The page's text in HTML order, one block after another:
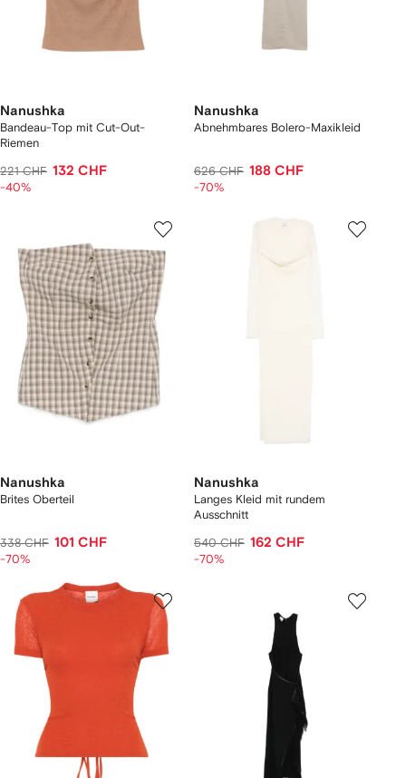
Nanushka
Bandeau-Top mit Cut-Out-
Riemen
221 CHF 132 CHF
-40%
Nanushka
Abnehmbares Bolero-Maxikleid
626 CHF 188 CHF
-70%
Nanushka
Brites Oberteil
338 CHF 101 CHF
-70%
Nanushka
Langes Kleid mit rundem
Ausschnitt
540 CHF 162 CHF
-70%